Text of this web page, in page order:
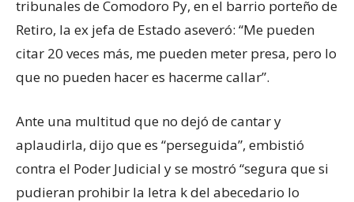
tribunales de Comodoro Py, en el barrio porteño de
Retiro, la ex jefa de Estado aseveró: “Me pueden
citar 20 veces más, me pueden meter presa, pero lo
que no pueden hacer es hacerme callar”.
Ante una multitud que no dejó de cantar y
aplaudirla, dijo que es “perseguida”, embistió
contra el Poder Judicial y se mostró “segura que si
pudieran prohibir la letra k del abecedario lo